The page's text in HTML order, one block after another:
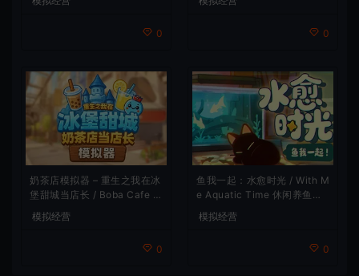
0 0
奶茶店模拟器 – 重生之我在冰
堡甜城当店长 / Boba Cafe Si
mulator 模拟经营游戏
模拟经营
0
鱼我一起：水愈时光 / With M
e Aquatic Time 休闲养鱼游
模拟经营
0